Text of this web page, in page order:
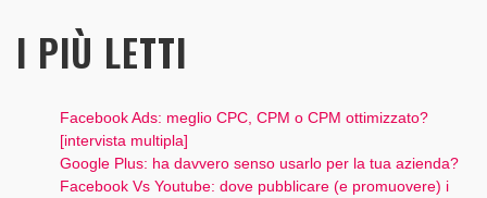
I PIÙ LETTI
Facebook Ads: meglio CPC, CPM o CPM ottimizzato?
[intervista multipla]
Google Plus: ha davvero senso usarlo per la tua azienda?
Facebook Vs Youtube: dove pubblicare (e promuovere) i